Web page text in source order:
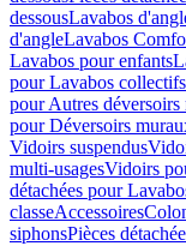
dessousLavabos
d'angleLavabos
Lavabos pour enfants
pour Lavabos collectifs
pour Autres déversoirs
pour Déversoirs
Vidoirs suspendus
multi-usagesVidoirs
détachées pour
classeAccessoires
siphonsPièces